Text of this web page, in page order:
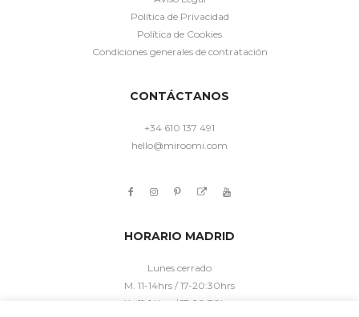
Política de Privacidad
Política de Cookies
Condiciones generales de contratación
CONTÁCTANOS
+34 610 137 491
hello@miroomi.com
HORARIO MADRID
Lunes cerrado
M. 11-14hrs / 17-20:30hrs
X. 11-14hrs / 17-20:30hrs